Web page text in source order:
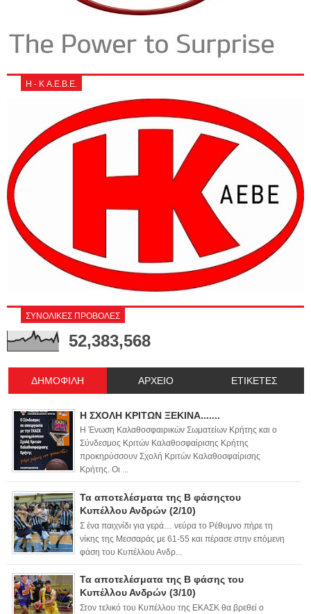
Η - Κ Α.Ε.Β.Ε.
ΣΥΝΟΛΙΚΕΣ ΠΡΟΒΟΛΕΣ
52,383,568
ΔΗΜΟΦΙΛΗ ΑΡΧΕΙΟ ΕΤΙΚΕΤΕΣ
Η ΣΧΟΛΗ ΚΡΙΤΩΝ ΞΕΚΙΝΑ.......
Η Ένωση Καλαθοσφαιρικών Σωματείων Κρήτης και ο
Σύνδεσμος Κριτών Καλαθοσφαίρισης Κρήτης
προκηρύσσουν Σχολή Κριτών Καλαθοσφαίρισης
Κρήτης. Οι ...
Τα αποτελέσματα της Β φάσηςτου
Κυπέλλου Ανδρών (2/10)
Σ ένα παιχνίδι για γερά… νεύρα το Ρέθυμνο πήρε τη
νίκης της Μεσσαράς με 61-55 και πέρασε στην επόμενη
φάση του Κυπέλλου Ανδρ...
Τα αποτελέσματα της Β φάσης του
Κυπέλλου Ανδρών (3/10)
Στον τελικό του Κυπέλλου της ΕΚΑΣΚ θα βρεθεί ο